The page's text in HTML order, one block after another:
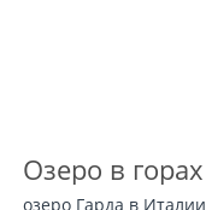
Озеро в горах
озеро Гарда в Италии